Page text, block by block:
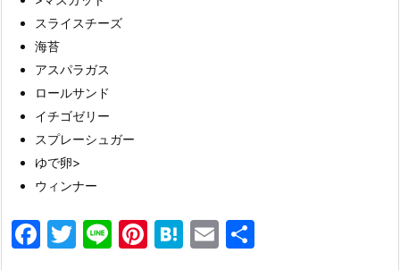
スライスチーズ
海苔
アスパラガス
ロールサンド
イチゴゼリー
スプレーシュガー
ゆで卵>
ウィンナー
F
T
Li Pi H
E